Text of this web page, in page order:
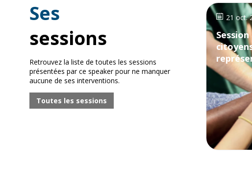
Ses
sessions
Retrouvez la liste de toutes les sessions
présentées par ce speaker pour ne manquer
aucune de ses interventions.
Toutes les sessions
21 oct.